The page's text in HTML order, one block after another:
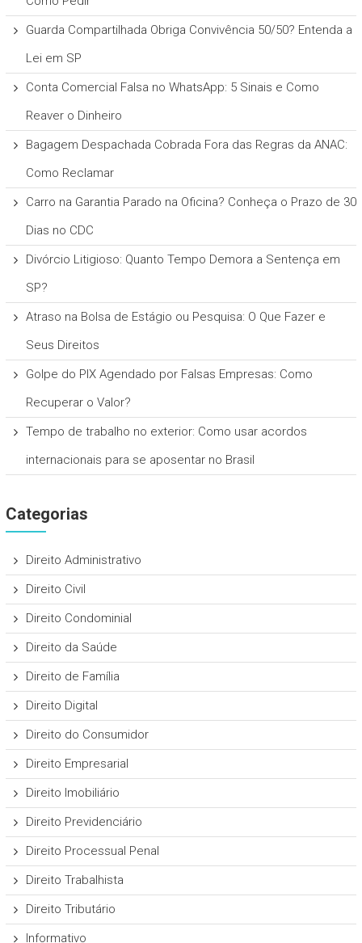
Guarda Compartilhada Obriga Convivência 50/50? Entenda a
Lei em SP
Conta Comercial Falsa no WhatsApp: 5 Sinais e Como
Reaver o Dinheiro
Bagagem Despachada Cobrada Fora das Regras da ANAC:
Como Reclamar
Carro na Garantia Parado na Oficina? Conheça o Prazo de 30
Dias no CDC
Divórcio Litigioso: Quanto Tempo Demora a Sentença em
SP?
Atraso na Bolsa de Estágio ou Pesquisa: O Que Fazer e
Seus Direitos
Golpe do PIX Agendado por Falsas Empresas: Como
Recuperar o Valor?
Tempo de trabalho no exterior: Como usar acordos
internacionais para se aposentar no Brasil
Categorias
Direito Administrativo
Direito Civil
Direito Condominial
Direito da Saúde
Direito de Família
Direito Digital
Direito do Consumidor
Direito Empresarial
Direito Imobiliário
Direito Previdenciário
Direito Processual Penal
Direito Trabalhista
Direito Tributário
Informativo